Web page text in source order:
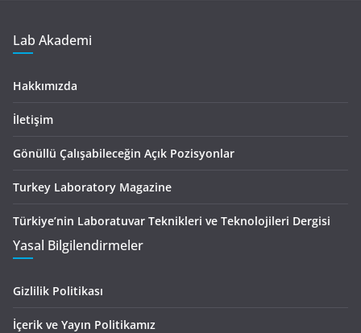
Lab Akademi
Hakkımızda
İletişim
Gönüllü Çalışabileceğin Açık Pozisyonlar
Turkey Laboratory Magazine
Türkiye’nin Laboratuvar Teknikleri ve Teknolojileri Dergisi
Yasal Bilgilendirmeler
Gizlilik Politikası
İçerik ve Yayın Politikamız